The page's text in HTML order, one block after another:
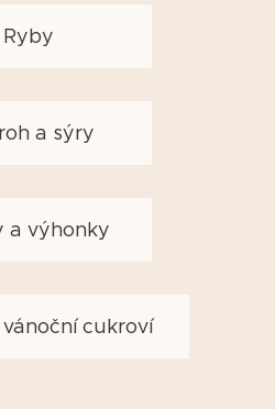
Ryby
a sýry
a výhonky
cukroví